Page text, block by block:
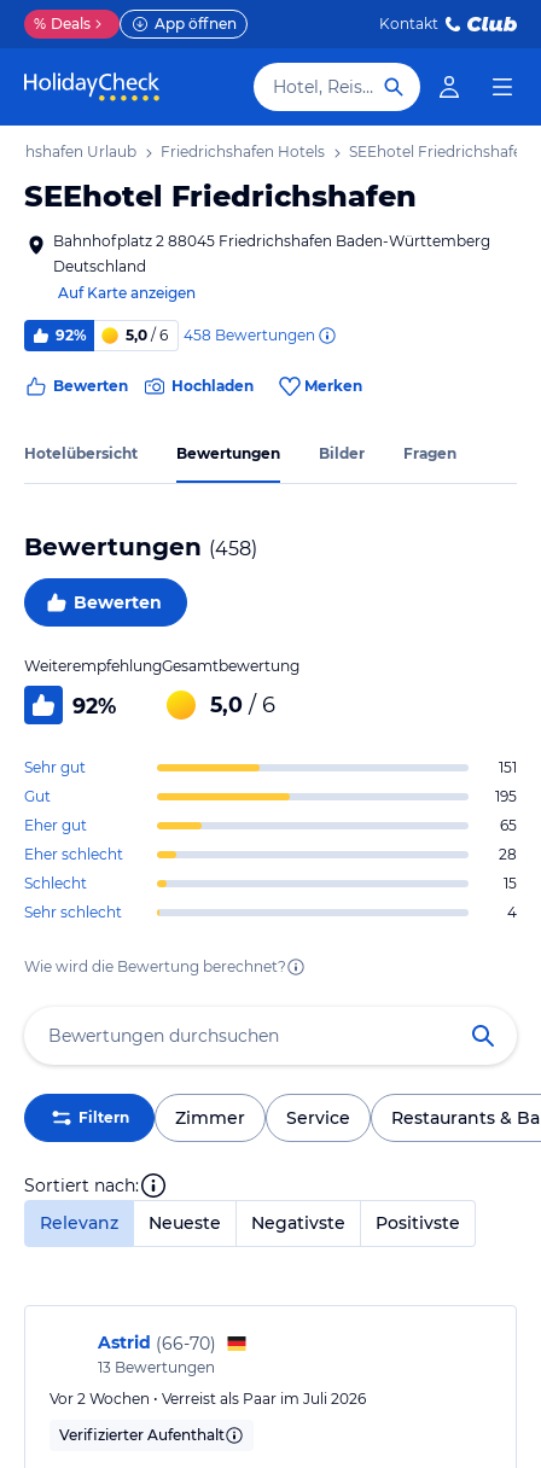
% Deals App öffnen Kontakt
Hotel, Reiseziel
Urlaub Friedrichshafen Hotels SEEhotel Friedrichshafen
SEEhotel Friedrichshafen
Bahnhofplatz 2 88045 Friedrichshafen Baden-Württemberg
Deutschland
Auf Karte anzeigen
92% 5,0 / 6 458 Bewertungen
Bewerten Hochladen Merken
Hotelübersicht Bewertungen Bilder Fragen
Bewertungen (458)
Bewerten
Weiterempfehlung
92%
Gesamtbewertung
5,0 / 6
Sehr gut
151
Gut
195
Eher gut
65
Eher schlecht
28
Schlecht
15
Sehr schlecht
4
Wie wird die Bewertung berechnet?
Filtern Zimmer Service Restaurants &
Sortiert nach:
Relevanz
Neueste Negativste Positivste
Astrid (66-70)
13 Bewertungen
Vor 2 Wochen • Verreist als Paar im Juli 2026
Verifizierter Aufenthalt